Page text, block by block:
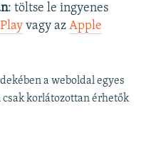
: töltse le ingyenes
vagy az Apple
a weboldal egyes
korlátozottan érhetők